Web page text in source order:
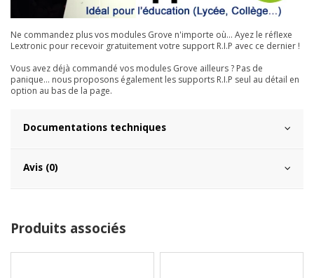
Ne commandez plus vos modules Grove n'importe où... Ayez le réflexe
Lextronic pour recevoir gratuitement votre support R.I.P avec ce dernier !
Vous avez déjà commandé vos modules Grove ailleurs ? Pas de
panique... nous proposons également les supports R.I.P seul au détail en
option au bas de la page.
Documentations techniques
Avis (0)
Produits associés